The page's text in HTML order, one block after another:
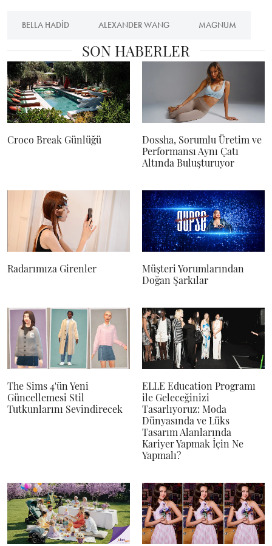
BELLA HADID ALEXANDER WANG MAGNUM
SON HABERLER
Croco Break Günlüğü
Dossha, Sorumlu Üretim ve
Performansı Aynı Çatı
Altında Buluşturuyor
Radarımıza Girenler
Müşteri Yorumlarından
Doğan Şarkılar
The Sims 4'ün Yeni
Güncellemesi Stil
Tutkunlarını Sevindirecek
ELLE Education Programı
ile Geleceğinizi
Tasarlıyoruz: Moda
Dünyasında ve Lüks
Tasarım Alanlarında
Kariyer Yapmak İçin Ne
Yapmalı?